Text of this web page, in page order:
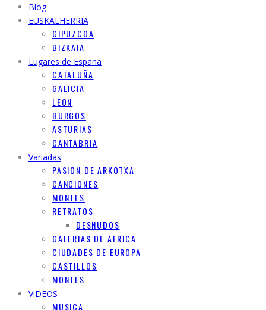
Blog
EUSKALHERRIA
GIPUZCOA
BIZKAIA
Lugares de España
CATALUÑA
GALICIA
LEON
BURGOS
ASTURIAS
CANTABRIA
Variadas
PASION DE ARKOTXA
CANCIONES
MONTES
RETRATOS
DESNUDOS
GALERIAS DE AFRICA
CIUDADES DE EUROPA
CASTILLOS
MONTES
ViDEOS
MUSICA